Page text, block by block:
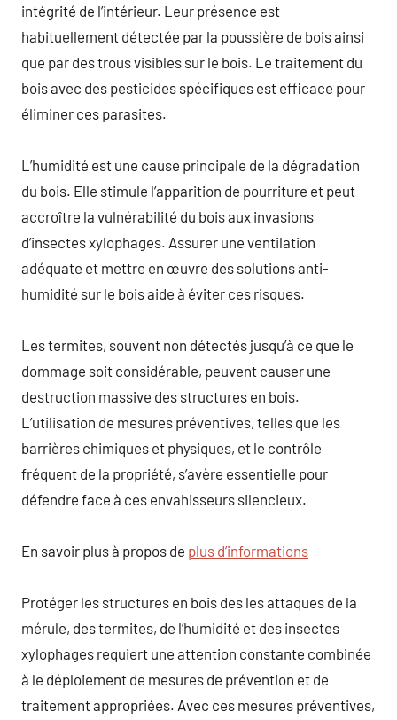
intégrité de l’intérieur. Leur présence est
habituellement détectée par la poussière de bois ainsi
que par des trous visibles sur le bois. Le traitement du
bois avec des pesticides spécifiques est efficace pour
éliminer ces parasites.
L’humidité est une cause principale de la dégradation
du bois. Elle stimule l’apparition de pourriture et peut
accroître la vulnérabilité du bois aux invasions
d’insectes xylophages. Assurer une ventilation
adéquate et mettre en œuvre des solutions anti-
humidité sur le bois aide à éviter ces risques.
Les termites, souvent non détectés jusqu’à ce que le
dommage soit considérable, peuvent causer une
destruction massive des structures en bois.
L’utilisation de mesures préventives, telles que les
barrières chimiques et physiques, et le contrôle
fréquent de la propriété, s’avère essentielle pour
défendre face à ces envahisseurs silencieux.
En savoir plus à propos de plus d’informations
Protéger les structures en bois des les attaques de la
mérule, des termites, de l’humidité et des insectes
xylophages requiert une attention constante combinée
à le déploiement de mesures de prévention et de
traitement appropriées. Avec ces mesures préventives,